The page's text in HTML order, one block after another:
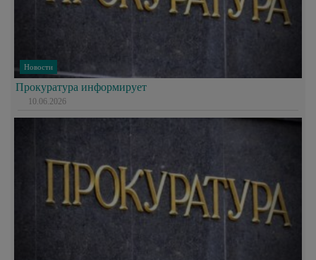
Новости
Прокуратура информирует
10.06.2026